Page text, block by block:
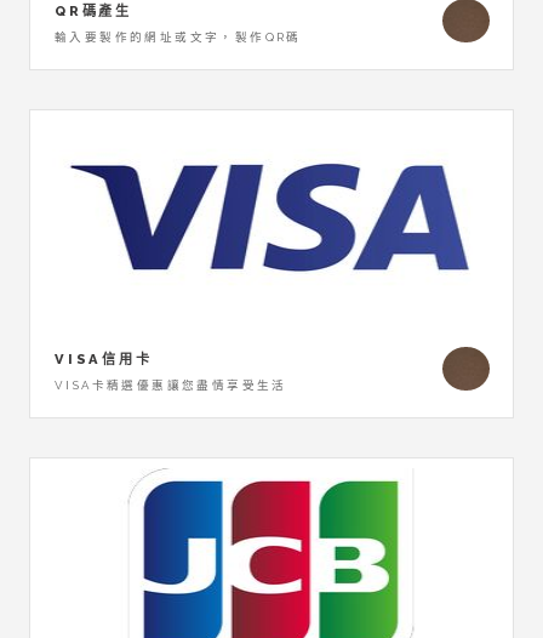
QR碼產生
輸入要製作的網址或文字，製作QR碼
VISA信用卡
VISA卡精選優惠讓您盡情享受生活